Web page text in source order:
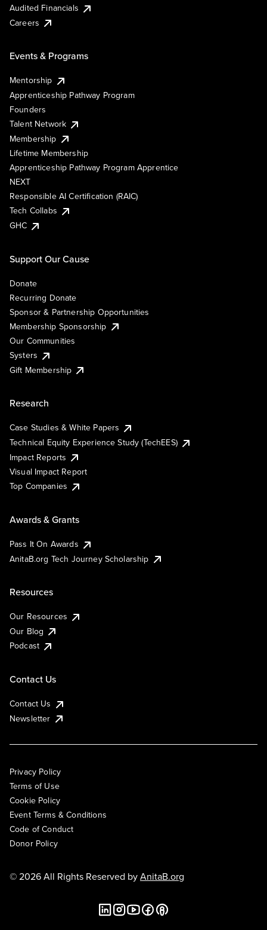
Audited Financials
Careers
Events & Programs
Mentorship
Apprenticeship Pathway Program
Founders
Talent Network
Membership
Lifetime Membership
Apprenticeship Pathway Program Apprentice
NEXT
Responsible AI Certification (RAIC)
Tech Collabs
GHC
Support Our Cause
Donate
Recurring Donate
Sponsor & Partnership Opportunities
Membership Sponsorship
Our Communities
Systers
Gift Membership
Research
Case Studies & White Papers
Technical Equity Experience Study (TechEES)
Impact Reports
Visual Impact Report
Top Companies
Awards & Grants
Pass It On Awards
AnitaB.org Tech Journey Scholarship
Resources
Our Resources
Our Blog
Podcast
Contact Us
Contact Us
Newsletter
Privacy Policy
Terms of Use
Cookie Policy
Event Terms & Conditions
Code of Conduct
Donor Policy
© 2026 All Rights Reserved byAnitaB.org